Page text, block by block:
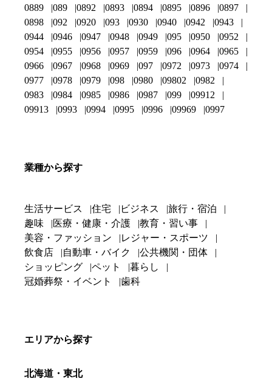
0889
089 0892 0893 0894 0895 0896
0897
0898
092 0920 093 0930 0940 0942
0943
0944
0946 0947 0948 0949 095 0950
0952
0954
0955 0956 0957 0959 096 0964
0965
0966
0967 0968 0969 097 0972 0973
0974
0977
0978 0979 098 0980 09802
0982
0983
0984 0985 0986 0987 099
09912
09913
0993 0994 0995 0996 09969 0997
業種から探す
生活サービス 住宅 ビジネス
旅行・宿泊
趣味
医療・健康・介護
教育・習い事
美容・ファッション
レジャー・スポーツ
飲食店
自動車・バイク
公共機関・団体
ショッピング
ペット
暮らし
冠婚葬祭・イベント
歯科
エリアから探す
北海道・東北